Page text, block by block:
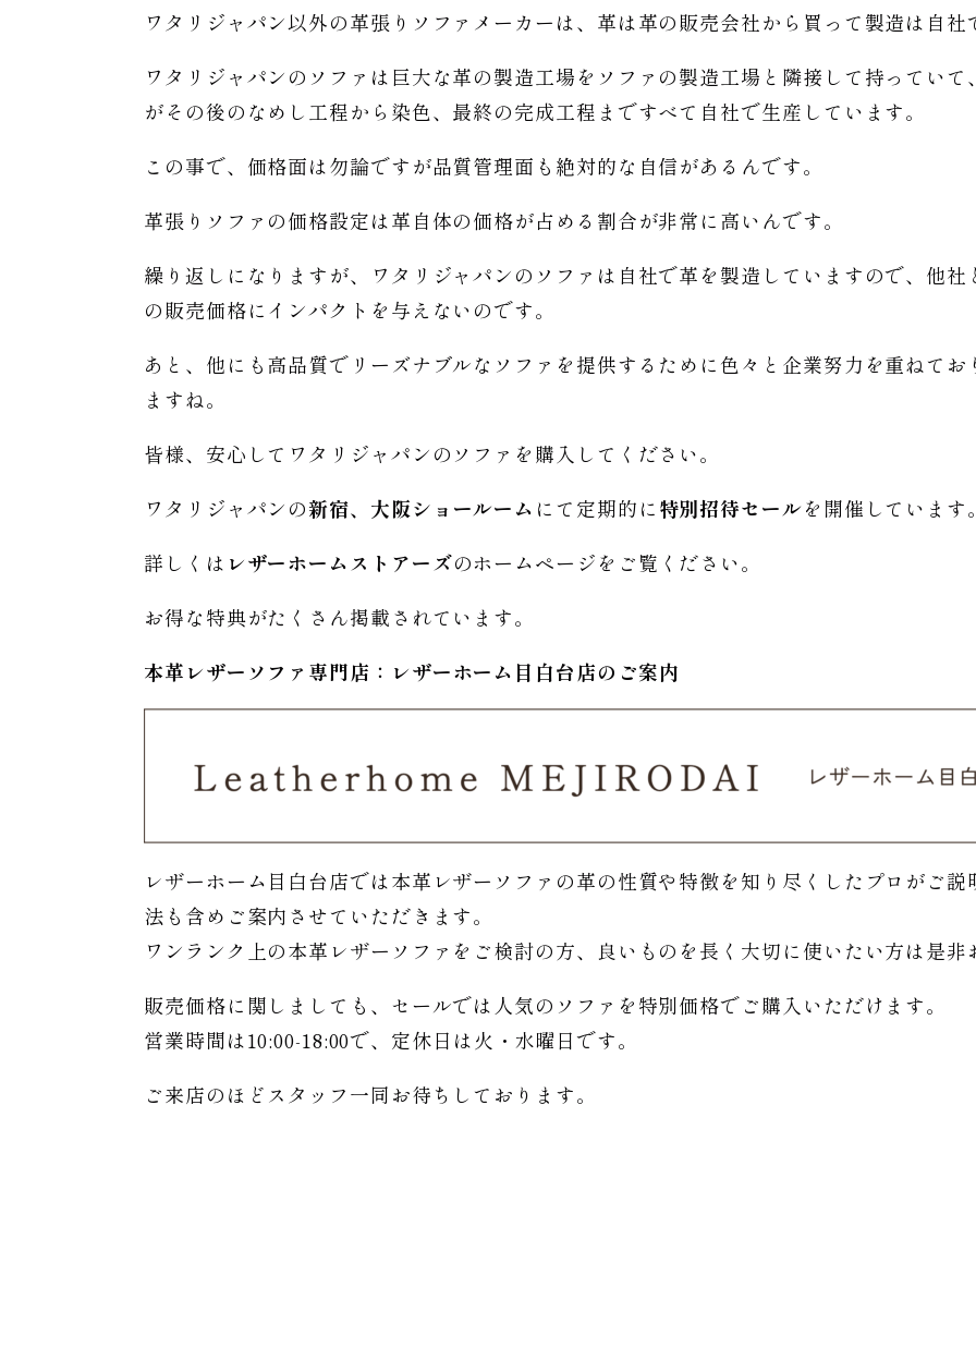
ワタリジャパン以外の革張りソファメーカーは、革は革の販売会社から買って製造は自
ワタリジャパンのソファは巨大な革の製造工場をソファの製造工場と隣接して持ってい
がその後のなめし工程から染色、最終の完成工程まですべて自社で生産しています。
この事で、価格面は勿論ですが品質管理面も絶対的な自信があるんです。
革張りソファの価格設定は革自体の価格が占める割合が非常に高いんです。
繰り返しになりますが、ワタリジャパンのソファは自社で革を製造していますので、他
の販売価格にインパクトを与えないのです。
あと、他にも高品質でリーズナブルなソファを提供するために色々と企業努力を重ねて
ますね。
皆様、安心してワタリジャパンのソファを購入してください。
ワタリジャパンの新宿、大阪ショールーム にて定期的に特別招待セールを開催しています
詳しくは レザーホームストアーズのホームページをご覧ください。
お得な特典がたくさん掲載されています。
本革レザーソファ専門店：レザーホーム 目白台店のご案内
レザーホーム目白台店では本革レザーソファの革の性質や特徴を知り尽くしたプロがご
法も含めご案内させていただきます。
ワンランク上の本革レザーソファをご検討の方、良いものを長く大切に使いたい方は是
販売価格に関しましても、セールでは人気のソファを特別価格でご購入いただけます。
営業時間は10:00-18:00で、定休日は火・水曜日です。
ご来店のほどスタッフ一同お待ちしております。